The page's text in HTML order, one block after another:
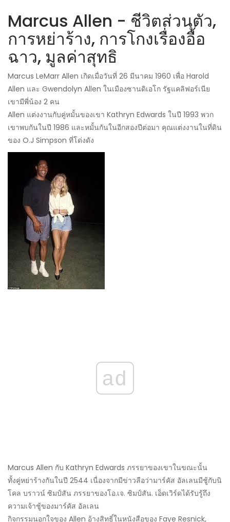
Marcus Allen - ชีวิตส่วนตัว,
การหย่าร้าง, การโกงเรื่องอื้อ
ฉาว, มูลค่าสุทธิ
Marcus LeMarr Allen เกิดเมื่อวันที่ 26 มีนาคม 1960 เพื่อ Harold
Allen และ Gwendolyn Allen ในเมืองซานดิเอโก รัฐแคลิฟอร์เนีย
เขามีพี่น้อง 2 คน
Allen แต่งงานกับคู่หมั้นของเขา Kathryn Edwards ในปี 1993 พวก
เขาพบกันในปี 1986 และหมั้นกันในอีกสองปีต่อมา คุณแต่งงานในที่ดิน
ของ O.J Simpson ที่โด่งดัง
ad
Marcus Allen กับ Kathryn Edwards ภรรยาของเขาในขณะนั้น
ทั้งคู่หย่าร้างกันในปี 2544 เนื่องจากมีข่าวลือว่ามาร์คัส อัลเลนมีชู้กับนิ
โคล บราวน์ ซิมป์สัน ภรรยาของโอ.เจ. ซิมป์สัน. เอ็ดเวิร์ดได้รับรู้ถึง
ความเจ้าชู้ของมาร์คัส อัลเลน
กิจกรรมนอกใจของ Allen อ้างสิทธิ์ในหนังสือของ Faye Resnick,